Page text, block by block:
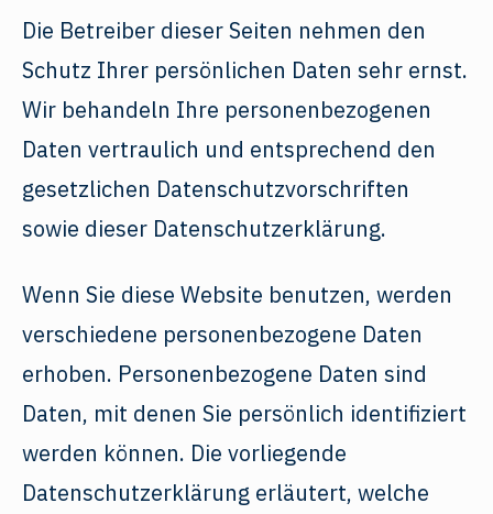
Die Betreiber dieser Seiten nehmen den
Schutz Ihrer persönlichen Daten sehr ernst.
Wir behandeln Ihre personenbezogenen
Daten vertraulich und entsprechend den
gesetzlichen Datenschutzvorschriften
sowie dieser Datenschutzerklärung.
Wenn Sie diese Website benutzen, werden
verschiedene personenbezogene Daten
erhoben. Personenbezogene Daten sind
Daten, mit denen Sie persönlich identifiziert
werden können. Die vorliegende
Datenschutzerklärung erläutert, welche